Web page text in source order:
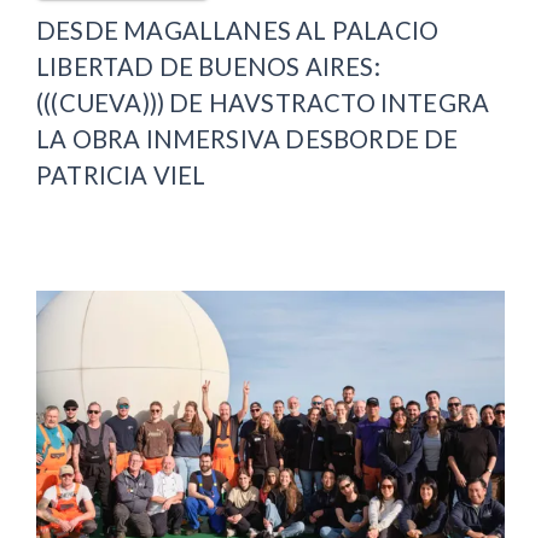
DESDE MAGALLANES AL PALACIO
LIBERTAD DE BUENOS AIRES:
(((CUEVA))) DE HAVSTRACTO INTEGRA
LA OBRA INMERSIVA DESBORDE DE
PATRICIA VIEL